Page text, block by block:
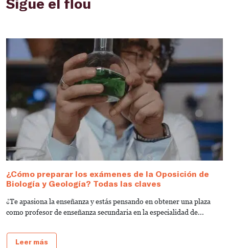
¿Cómo preparar los exámenes de la Oposición de
Biología y Geología? Todas las claves
¿Te apasiona la enseñanza y estás pensando en obtener una plaza
como profesor de enseñanza secundaria en la especialidad de...
Leer más